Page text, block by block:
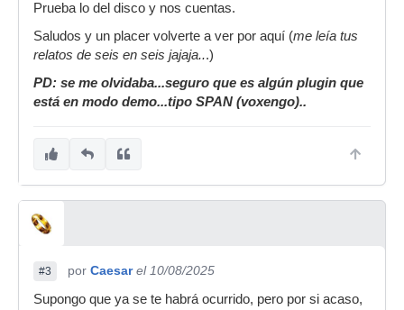
Prueba lo del disco y nos cuentas.
Saludos y un placer volverte a ver por aquí (me leía tus
relatos de seis en seis jajaja...)
PD: se me olvidaba...seguro que es algún plugin que
está en modo demo...tipo SPAN (voxengo)..
#3 por Caesar el 10/08/2025
Supongo que ya se te habrá ocurrido, pero por si acaso,